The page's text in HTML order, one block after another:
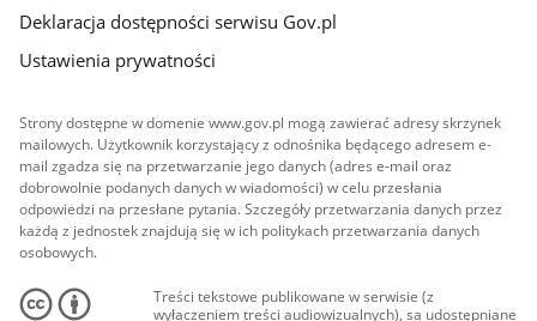
Deklaracja dostępności serwisu Gov.pl
Ustawienia prywatności
Strony dostępne w domenie www.gov.pl mogą zawierać adresy skrzynek
mailowych. Użytkownik korzystający z odnośnika będącego adresem e-
mail zgadza się na przetwarzanie jego danych (adres e-mail oraz
dobrowolnie podanych danych w wiadomości) w celu przesłania
odpowiedzi na przesłane pytania. Szczegóły przetwarzania danych przez
każdą z jednostek znajdują się w ich politykach przetwarzania danych
osobowych.
Treści tekstowe publikowane w serwisie (z
wyłączeniem treści audiowizualnych), są udostępniane